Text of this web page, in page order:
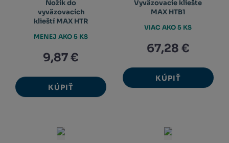
Nožík do
vyväzovacích
klieští MAX HTR
9,87 €
KÚPIŤ
MENEJ AKO 5 KS
Vyväzovacie kliešte
MAX HTB1
67,28 €
KÚPIŤ
VIAC AKO 5 KS